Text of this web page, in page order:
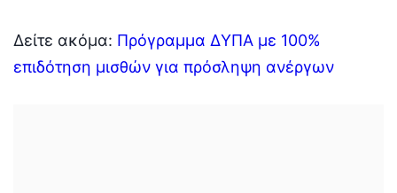
Δείτε ακόμα: Πρόγραμμα ΔΥΠΑ με 100%
επιδότηση μισθών για πρόσληψη ανέργων